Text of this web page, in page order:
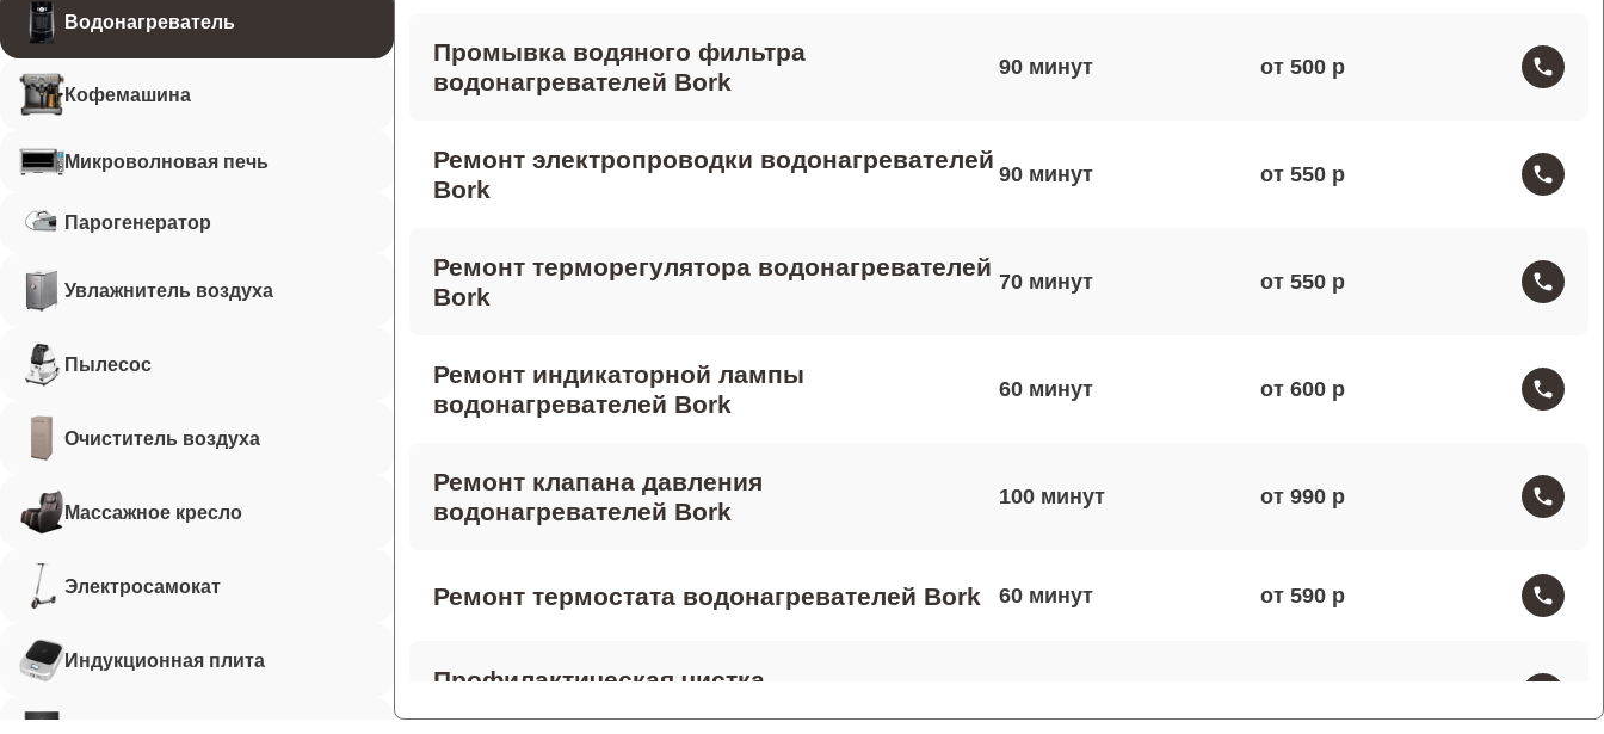
Водонагреватель
Кофемашина
Микроволновая печь
Парогенератор
Увлажнитель воздуха
Пылесос
Очиститель воздуха
Массажное кресло
Электросамокат
Индукционная плита
Промывка водяного фильтра
водонагревателей Bork
90 от 500
Ремонт электропроводки водонагревателей
Bork
90 от 550
Ремонт терморегулятора водонагревателей
Bork
70 от 550
Ремонт индикаторной лампы
водонагревателей Bork
60 от 600
Ремонт клапана давления
водонагревателей Bork
100 от 990
Ремонт термостата водонагревателей Bork 60 от 590
Профилактическая чистка